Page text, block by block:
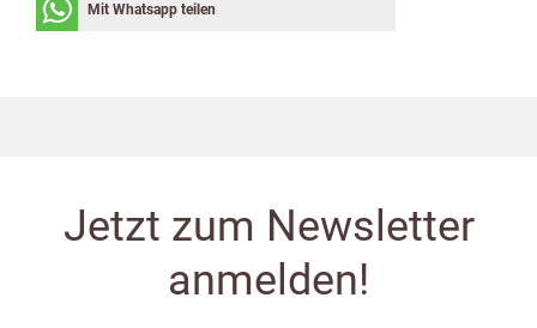
Mit Whatsapp teilen
Jetzt zum Newsletter
anmelden!